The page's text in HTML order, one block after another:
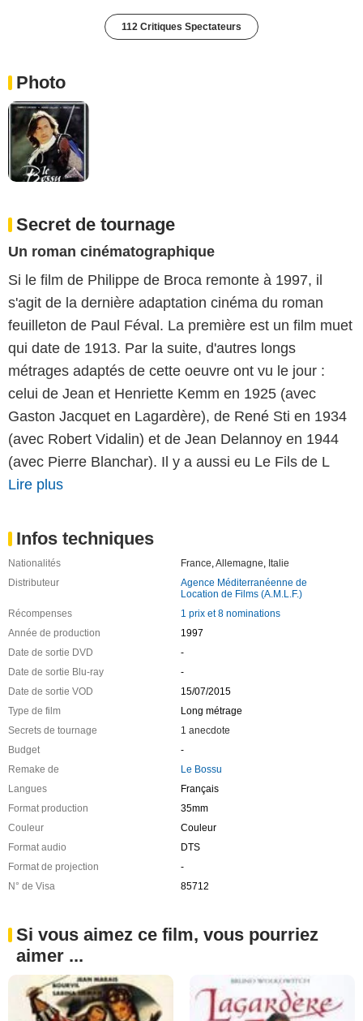
112 Critiques Spectateurs
Photo
Secret de tournage
Un roman cinématographique
Si le film de Philippe de Broca remonte à 1997, il
s'agit de la dernière adaptation cinéma du roman
feuilleton de Paul Féval. La première est un film muet
qui date de 1913. Par la suite, d'autres longs
métrages adaptés de cette oeuvre ont vu le jour :
celui de Jean et Henriette Kemm en 1925 (avec
Gaston Jacquet en Lagardère), de René Sti en 1934
(avec Robert Vidalin) et de Jean Delannoy en 1944
(avec Pierre Blanchar). Il y a aussi eu Le Fils de L
Lire plus
Infos techniques
Nationalités France,Allemagne, Italie
Distributeur
Agence Méditerranéenne de
Location de Films (A.M.L.F.)
Récompenses
1 prix et 8 nominations
Année de production
1997
Date de sortie DVD
-
Date de sortie Blu-ray
-
Date de sortie VOD
15/07/2015
Type de film
Long métrage
Secrets de tournage
1 anecdote
Budget
-
Remake de
Le Bossu
Langues
Français
Format production
35mm
Couleur
Couleur
Format audio
DTS
Format de projection
-
N° de Visa
85712
Si vous aimez ce film, vous pourriez
aimer ...